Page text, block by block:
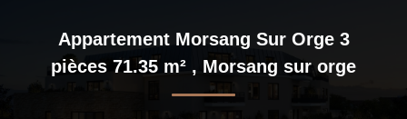
LOUER
VENDRE
Appartement Morsang Sur Orge 3
pièces 71.35 m² , Morsang sur orge